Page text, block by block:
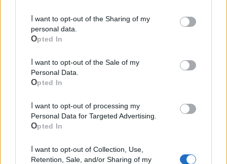
personal data.
Opted In
Personal Data.
Opted In
Personal Data for Targeted Advertising.
Opted In
Retention, Sale, and/or Sharing of my
clicca qui
Cimitero
LE INFO UTILI DI MASSAFRA